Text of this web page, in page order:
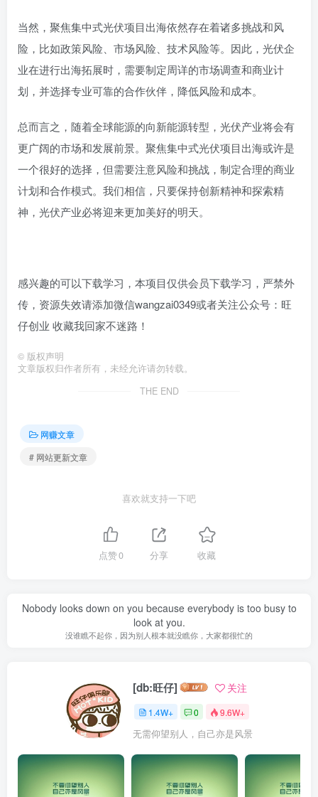
当然，聚焦集中式光伏项目出海依然存在着诸多挑战和风
险，比如政策风险、市场风险、技术风险等。因此，光伏企
业在进行出海拓展时，需要制定周详的市场调查和商业计
划，并选择专业可靠的合作伙伴，降低风险和成本。
总而言之，随着全球能源的向新能源转型，光伏产业将会有
更广阔的市场和发展前景。聚焦集中式光伏项目出海或许是
一个很好的选择，但需要注意风险和挑战，制定合理的商业
计划和合作模式。我们相信，只要保持创新精神和探索精
神，光伏产业必将迎来更加美好的明天。
感兴趣的可以下载学习，本项目仅供会员下载学习，严禁外
传，资源失效请添加微信wangzai0349或者关注公众号：旺
仔创业 收藏我回家不迷路！
© 版权声明
文章版权归作者所有，未经允许请勿转载。
THE END
网赚文章
# 网站更新文章
喜欢就支持一下吧
点赞0 分享 收藏
Nobody looks down on you because everybody is too busy to
look at you.
没谁瞧不起你，因为别人根本就没瞧你，大家都很忙的
[db:旺仔] 关注
1.4W+ 0 9.6W+
无需仰望别人，自己亦是风景